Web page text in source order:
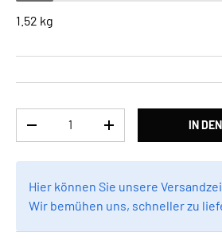
1.52 kg
MENGE VERRINGERNMENGE ERHÖHENIN
Hier können Sie unsere
Wir bemühen uns, schneller zu